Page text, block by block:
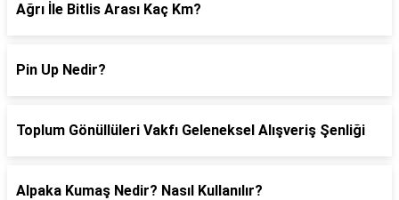
Ağrı İle Bitlis Arası Kaç Km?
Pin Up Nedir?
Toplum Gönüllüleri Vakfı Geleneksel Alışveriş Şenliği
Alpaka Kumaş Nedir? Nasıl Kullanılır?